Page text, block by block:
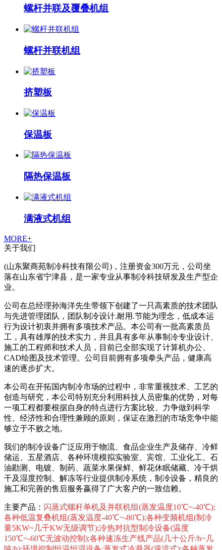
螺杆并联及覆叠机组
螺杆并联机组
挤塑板
保温板
隔热保温板
满液式机组
MORE+
关于我们
(山东聚商苑制冷科技有限公司)，注册资金300万元，公司坐
落在山东省宁津县，是一家专业从事制冷科技研发及生产型企
业。
公司在总经理孙海洋先生带领下创建了一只高素质的技术团队
与先进管理团队，团队制冷设计.耐用.节能为理念，低成本运
行为设计初衷并拥有多项技术产品。本公司有一批高素质员
工，具有雄厚的技术实力，并且具有多年从事制冷专业设计、
施工的工程师和技术人员，目前已全部实现了计算机办公、
CAD绘图及技术管理。公司目前拥有多项拳头产品，健康高
速的逐步扩大。
本公司在开拓国内制冷市场的过程中，非常重视技术、工艺的
创造与研究，本公司特别充分利用科技人员密集的优势，对每
一项工程都要根据自身的特点进行方案比较、力争做到科学
性、经济性和合理性兼顾的原则，保证在激烈的市场竞争中能
够立于不败之地。
我们的制冷设备广泛应用于物流、食品企业生产及储存、冷鲜
储运、五星酒店、各种环境模拟实验室、宾馆、工业化工、石
油勘测、电镀、制药、蔬菜水果保鲜、鲜花休眠储藏、冷干烘
干及湿度控制、解冻等行业提供制冷系统，制冷设备，精良的
施工和完善的售后服务嬴得了广大客户的一致信赖。
主要产品： 闪蒸式螺杆单机及并联机组(蒸发温度10℃~-40℃);
各种低温复叠机组(蒸发温度-40℃~-80℃);各种变频机组(制冷
量5KW~几千KW无级调节);冷热对抗型制冷设备(温度
150℃~-60℃无波动控制);各种速冻生产线产品(几十公斤/h~几